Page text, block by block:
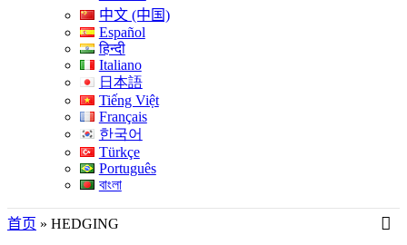
中文 (中国)
Español
हिन्दी
Italiano
日本語
Tiếng Việt
Français
한국어
Türkçe
Português
বাংলা
首页 » HEDGING